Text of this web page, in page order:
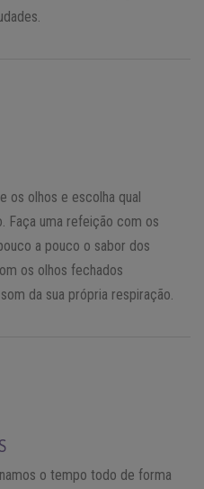
os olhos e escolha qual
Faça uma refeição com os
a pouco o sabor dos
os olhos fechados
da sua própria respiração.
o tempo todo de forma